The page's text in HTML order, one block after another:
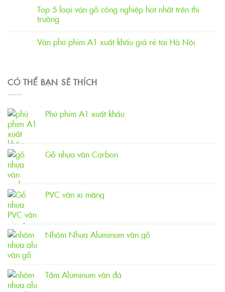
Top 5 loại ván gỗ công nghiệp hot nhất trên thị
trường
Ván phủ phim A1 xuất khẩu giá rẻ tại Hà Nội
CÓ THỂ BẠN SẼ THÍCH
Phủ phim A1 xuất khẩu
Gỗ nhựa vân Carbon
PVC vân xi măng
Nhôm Nhựa Aluminum vân gỗ
Tấm Aluminum vân đá